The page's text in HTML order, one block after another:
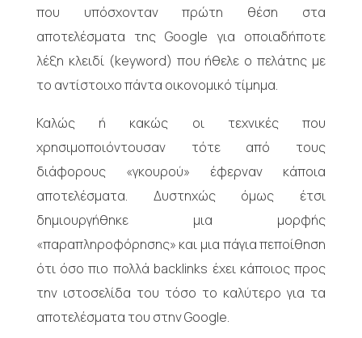
που υπόσχονταν πρώτη θέση στα
αποτελέσματα της Google για οποιαδήποτε
λέξη κλειδί (keyword) που ήθελε ο πελάτης με
το αντίστοιχο πάντα οικονομικό τίμημα.
Καλώς ή κακώς οι τεχνικές που
χρησιμοποιόντουσαν τότε από τους
διάφορους «γκουρού» έφερναν κάποια
αποτελέσματα. Δυστηχώς όμως έτσι
δημιουργήθηκε μια μορφής
«παραπληροφόρησης» και μια πάγια πεποίθηση
ότι όσο πιο πολλά backlinks έχει κάποιος προς
την ιστοσελίδα του τόσο το καλύτερο για τα
αποτελέσματα του στην Google.